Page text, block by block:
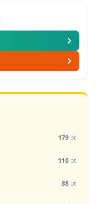
179 pt
110 pt
88 pt